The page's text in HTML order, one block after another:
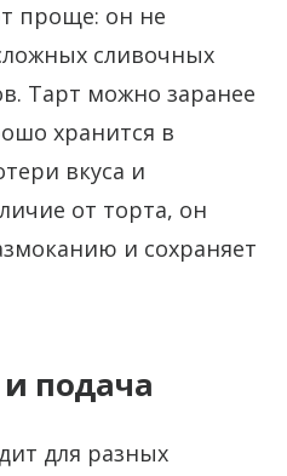
проще: он не
сливочных
Тарт можно заранее
хранится в
вкуса и
от торта, он
и сохраняет
подача
для разных